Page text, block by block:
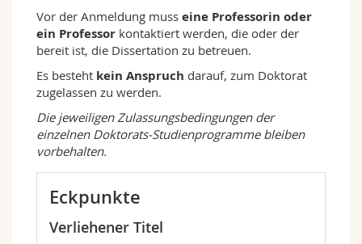
Vor der Anmeldung muss eine Professorin oder
ein Professor kontaktiert werden, die oder der
bereit ist, die Dissertation zu betreuen.
Es besteht kein Anspruch darauf, zum Doktorat
zugelassen zu werden.
Die jeweiligen Zulassungsbedingungen der
einzelnen Doktorats-Studienprogramme bleiben
vorbehalten.
Eckpunkte
Verliehener Titel